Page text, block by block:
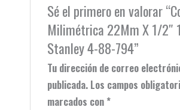
Sé el primero en valorar
Milimétrica 22Mm X 1/2″
Stanley 4-88-794”
Tu dirección de correo
publicada. Los campos
marcados con *